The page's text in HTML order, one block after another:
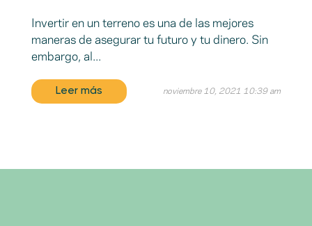
Invertir en un terreno es una de las mejores
maneras de asegurar tu futuro y tu dinero. Sin
embargo, al...
Leer más noviembre 10, 2021 10:39 am